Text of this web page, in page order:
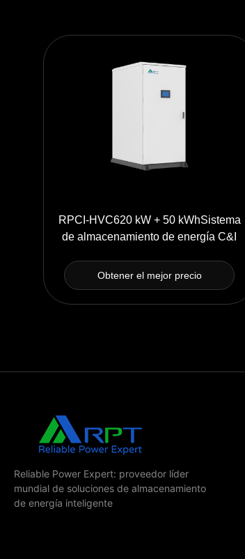
RPCI-HVC620 kW + 50 kWhSistema
de almacenamiento de energía C&I
Obtener el mejor precio
Reliable Power Expert: proveedor líder
mundial de soluciones de almacenamiento
de energía inteligente